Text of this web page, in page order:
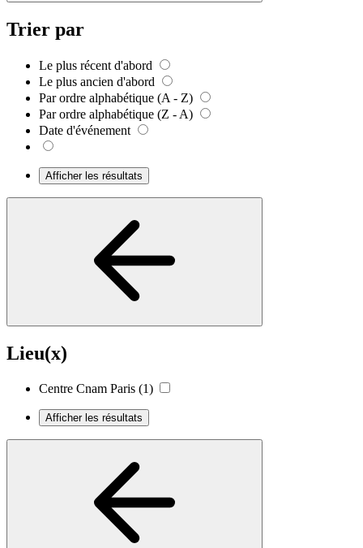
Trier par
Le plus récent d'abord
Le plus ancien d'abord
Par ordre alphabétique (A - Z)
Par ordre alphabétique (Z - A)
Date d'événement
Afficher les résultats
Lieu(x)
Centre Cnam Paris (1)
Afficher les résultats